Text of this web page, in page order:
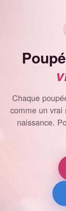
Chaque
comme un vrai
naissance.